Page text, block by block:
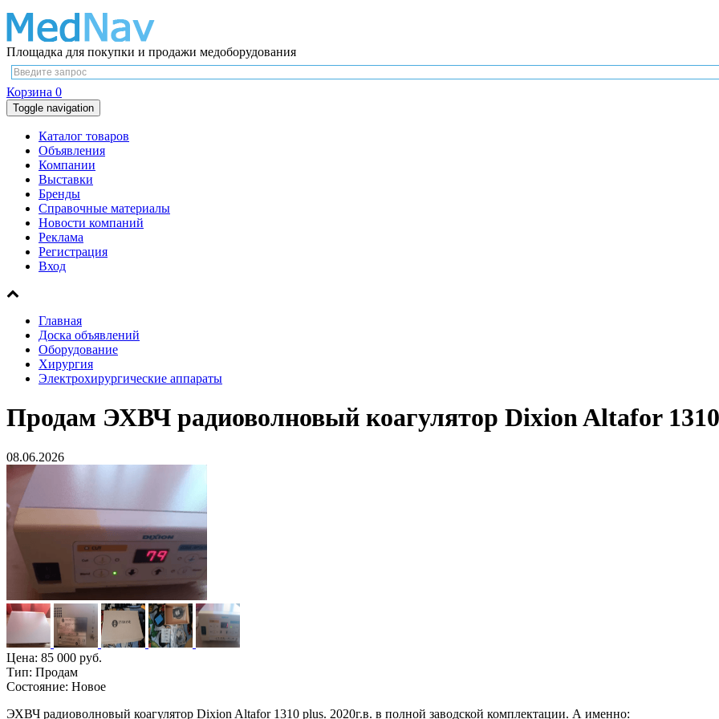
Площадка для покупки и продажи медоборудования
Корзина 0
Toggle navigation
Каталог товаров
Объявления
Компании
Выставки
Бренды
Справочные материалы
Новости компаний
Реклама
Регистрация
Вход
Главная
Доска объявлений
Оборудование
Хирургия
Электрохирургические аппараты
Продам ЭХВЧ радиоволновый коагулятор Dixion Altafor
08.06.2026
Цена: 85 000 руб.
Тип: Продам
Состояние: Новое
ЭХВЧ радиоволновый коагулятор Dixion Altafor 1310 plus. 2020г.в. в полной заводской комплектации. А именно: